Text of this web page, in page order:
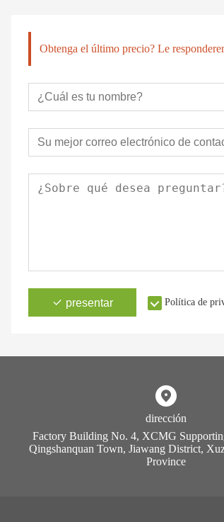
Obtenga el último precio? Le
presentar Política de
dirección
Factory Building No. 4, XCMG
Qingshanquan Town, Jiawang District,
Province